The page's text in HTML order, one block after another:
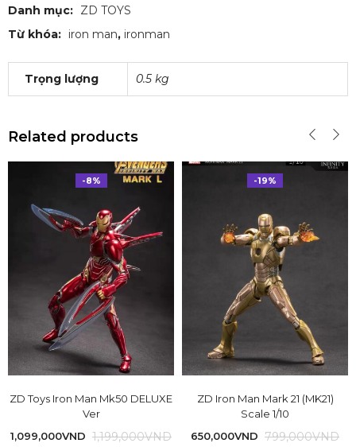
Danh mục: ZD TOYS
Từ khóa: iron man, ironman
Trọng lượng 0.5 kg
Related products
-8%
ZD Toys Iron Man Mk50 DELUXE
Ver
1,099,000VND 1,199,000VND
-19%
ZD Iron Man Mark 21 (MK21)
Scale 1/10
650,000VND 799,000VND